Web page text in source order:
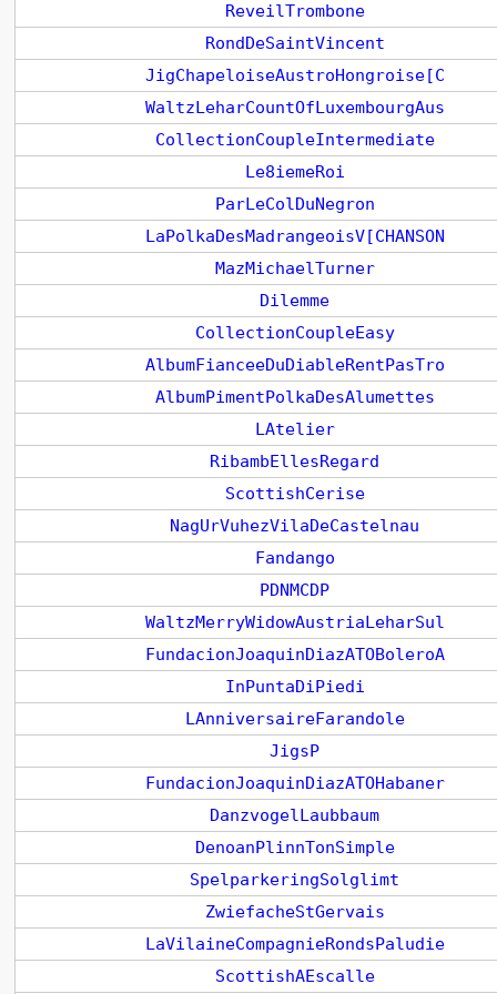
ReveilTrombone
RondDeSaintVincent
JigChapeloiseAustroHongroise[C
WaltzLeharCountOfLuxembourgAus
CollectionCoupleIntermediate
Le8iemeRoi
ParLeColDuNegron
LaPolkaDesMadrangeoisV[CHANSON
MazMichaelTurner
Dilemme
CollectionCoupleEasy
AlbumFianceeDuDiableRentPasTro
AlbumPimentPolkaDesAlumettes
LAtelier
RibambEllesRegard
ScottishCerise
NagUrVuhezVilaDeCastelnau
Fandango
PDNMCDP
WaltzMerryWidowAustriaLeharSul
FundacionJoaquinDiazATOBoleroA
InPuntaDiPiedi
LAnniversaireFarandole
JigsP
FundacionJoaquinDiazATOHabaner
DanzvogelLaubbaum
DenoanPlinnTonSimple
SpelparkeringSolglimt
ZwiefacheStGervais
LaVilaineCompagnieRondsPaludie
ScottishAEscalle